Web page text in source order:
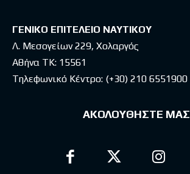
ΓΕΝΙΚΟ ΕΠΙΤΕΛΕΙΟ ΝΑΥΤΙΚΟΥ
Λ. Μεσογείων 229, Χολαργός
Αθήνα ΤΚ: 15561
Τηλεφωνικό Κέντρο: (+30) 210 6551900
ΑΚΟΛΟΥΘΗΣΤΕ ΜΑΣ